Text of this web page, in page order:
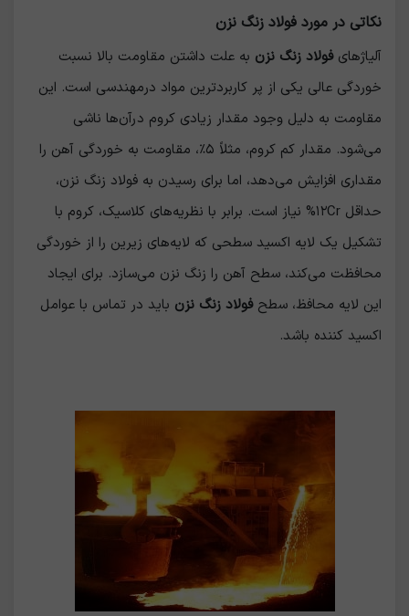
نکاتی در مورد فولاد زنگ نزن
آلیاژهایفولاد زنگ نزن به علت داشتن مقاومت بالا نسبت
خوردگی عالی یکی از پر کاربردترین مواد درمهندسی است. این
مقاومت به دلیل وجود مقدار زیادی کروم درآن‌ها ناشی
می‌شود. مقدار کم کروم، مثلاً ۵٪، مقاومت به خوردگی آهن را
مقداری افزایش می‌دهد، اما برای رسیدن به فولاد زنگ نزن،
حداقل ۱۲Cr% نیاز است. برابر با نظریه‌های کلاسیک، کروم با
تشکیل یک لایه اکسید سطحی که لایه‌های زیرین را از خوردگی
محافظت می‌کند، سطح آهن را زنگ نزن می‌سازد. برای ایجاد
این لایه محافظ، سطحفولاد زنگ نزن باید در تماس با عوامل
اکسید کننده باشد.